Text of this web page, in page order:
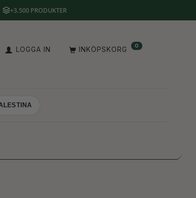
+3.500 PRODUKTER
LOGGA IN INKÖPSKORG 0